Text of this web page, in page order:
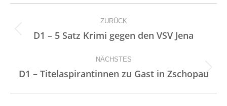
Kommentarnavigation
ZURÜCK
Vorheriger
Beitrag:
D1 – 5 Satz Krimi gegen den VSV Jena
NÄCHSTES
Nächster
Beitrag:
D1 – Titelaspirantinnen zu Gast in Zschopau